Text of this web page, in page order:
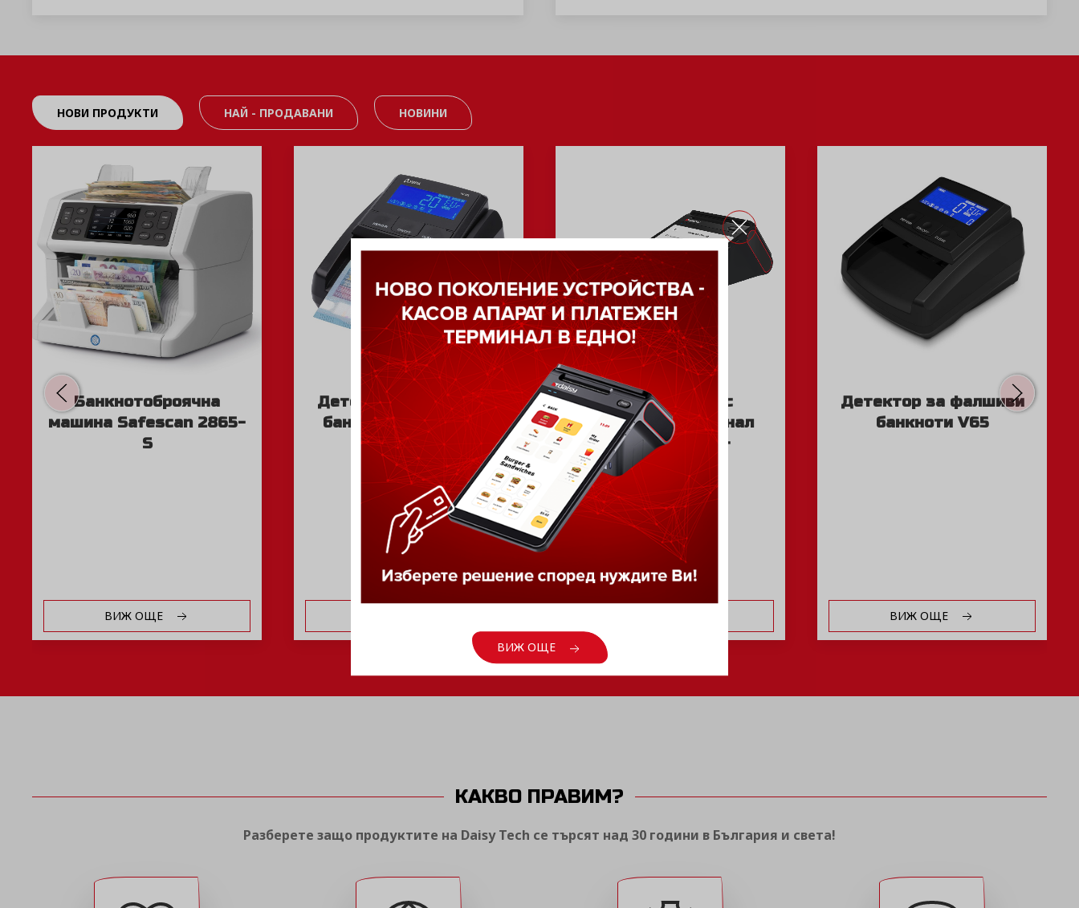
НОВИ ПРОДУКТИ НАЙ - ПРОДАВАНИ НОВИНИ
Банкнотоброячна
машина Safescan 2865-
S
ВИЖ ОЩЕ
Детектор за фалшиви
банкноти Olympia NC
375
Касов апарат с
платежен терминал
Daisy SMART +
Детектор за фалшиви
банкноти V65
ВИЖ ОЩЕ
КАКВО ПРАВИМ?
Разберете защо продуктите на Daisy Tech се търсят над 30 години в България и света!
ВИЖ ОЩЕ